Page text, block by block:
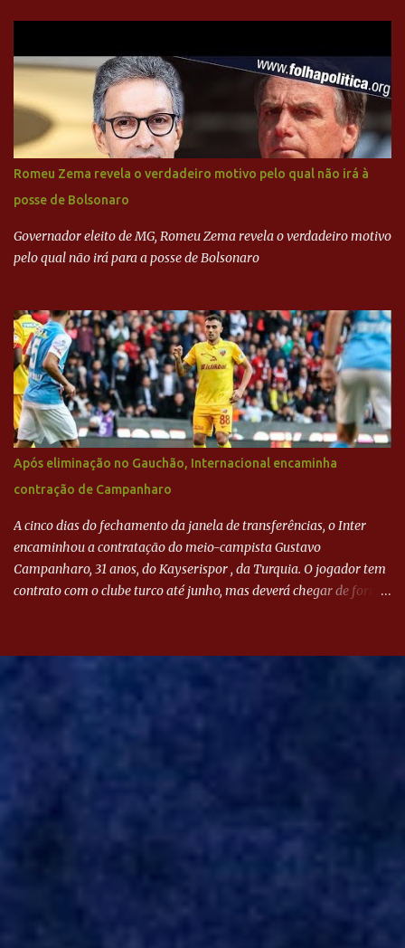
Executiva Nacional do PSDB (Valter Campanato/Agência Brasil) O
texto também põe fim a um mistério: três fontes confirmaram à
revista que o codinome “santo” que aparece em planilhas da
empreiteira refere-se ao governador de São Paulo, Geraldo
Alckmin (PSDB) — nenhum deles, no entanto, disse ter negociado
diretamente com o paulista. Depoimentos mostram como o
dinheiro da Odebrecht bancou a campanha de Serra em 2010 Leia
mais... A Lava Jato chega ao PSDB | VEJA.com
Romeu Zema revela o verdadeiro motivo pelo qual não irá à
posse de Bolsonaro
Governador eleito de MG, Romeu Zema revela o verdadeiro motivo
pelo qual não irá para a posse de Bolsonaro
Após eliminação no Gauchão, Internacional encaminha
contração de Campanharo
A cinco dias do fechamento da janela de transferências, o Inter
encaminhou a contratação do meio-campista Gustavo
Campanharo, 31 anos, do Kayserispor , da Turquia. O jogador tem
contrato com o clube turco até junho, mas deverá chegar de forma
Evian, da França, Hellas Verona, da Itália, e Ludogorets, da